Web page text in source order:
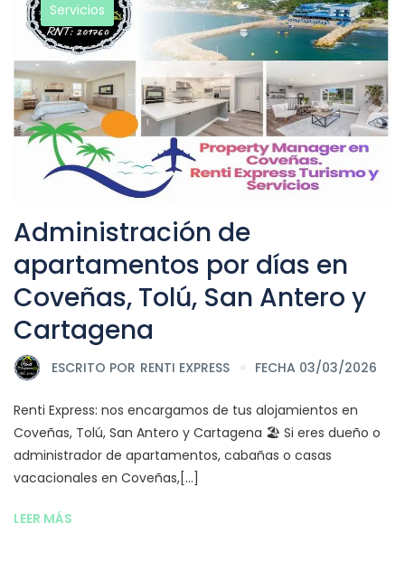
Servicios
Administración de
apartamentos por días en
Coveñas, Tolú, San Antero y
Cartagena
ESCRITO POR RENTI EXPRESS FECHA 03/03/2026
Renti Express: nos encargamos de tus alojamientos en
Coveñas, Tolú, San Antero y Cartagena 🏖️ Si eres dueño o
administrador de apartamentos, cabañas o casas
vacacionales en Coveñas,[...]
LEER MÁS